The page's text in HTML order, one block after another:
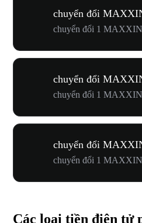
chuyển đổi
chuyển đổi
chuyển đổi 1
chuyển đổi
chuyển đổi 1
Các loại tiền điện tử